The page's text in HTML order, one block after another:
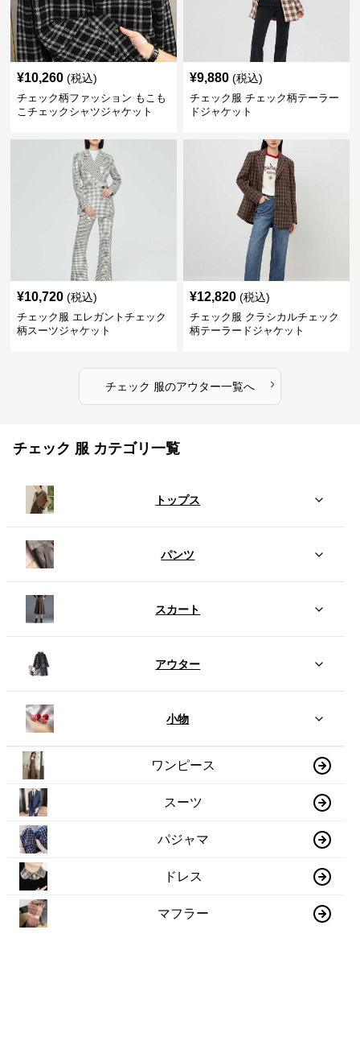
¥10,260 (税込)
チェック柄ファッション もこも
こチェックシャツジャケット
¥9,880 (税込)
チェック服 チェック柄テーラー
ドジャケット
¥10,720 (税込)
チェック服 エレガントチェック
柄スーツジャケット
¥12,820 (税込)
チェック服 クラシカルチェック
柄テーラードジャケット
チェック 服のアウター一覧へ ›
チェック 服 カテゴリ一覧
トップス
パンツ
スカート
アウター
小物
ワンピース
スーツ
パジャマ
ドレス
マフラー